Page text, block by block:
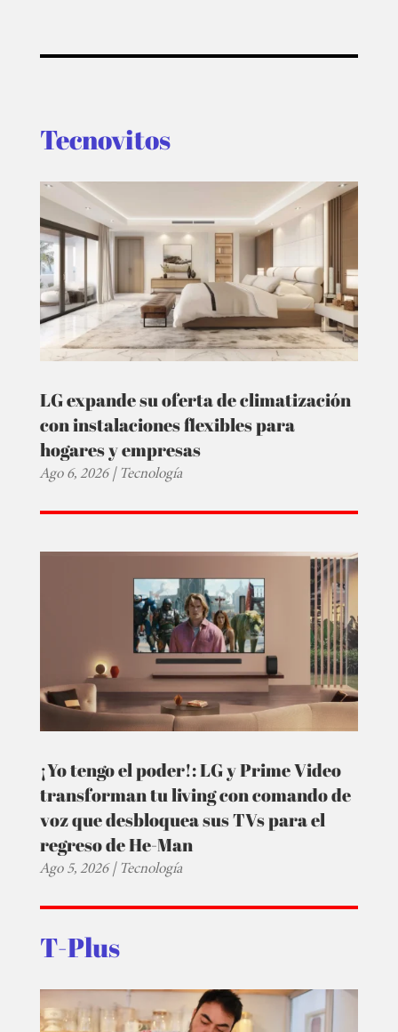
Tecnovitos
LG expande su oferta de climatización
con instalaciones flexibles para
hogares y empresas
Ago 6, 2026|Tecnología
¡Yo tengo el poder!: LG y Prime Video
transforman tu living con comando de
voz que desbloquea sus TVs para el
regreso de He-Man
Ago 5, 2026|Tecnología
T-Plus